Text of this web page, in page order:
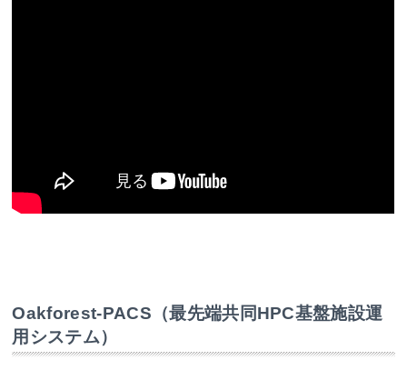
Oakforest-PACS（最先端共同HPC基盤施設運
用システム）